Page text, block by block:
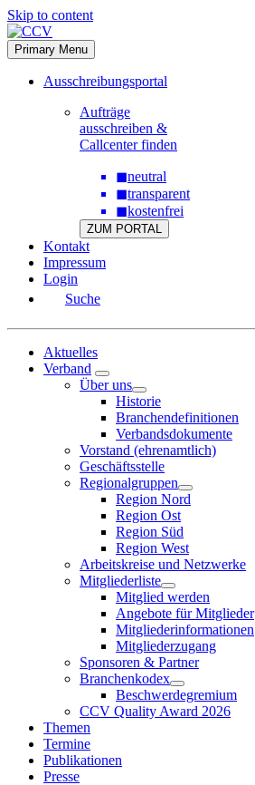
Skip to content
Primary Menu
Ausschreibungsportal
Aufträge
ausschreiben &
Callcenter finden
◼neutral
◼transparent
◼kostenfrei
ZUM PORTAL
Kontakt
Impressum
Login
Suche
Aktuelles
Verband
Über uns
Historie
Branchendefinitionen
Verbandsdokumente
Vorstand (ehrenamtlich)
Geschäftsstelle
Regionalgruppen
Region Nord
Region Ost
Region Süd
Region West
Arbeitskreise und Netzwerke
Mitgliederliste
Mitglied werden
Angebote für Mitglieder
Mitgliederinformationen
Mitgliederzugang
Sponsoren & Partner
Branchenkodex
Beschwerdegremium
CCV Quality Award 2026
Themen
Termine
Publikationen
Presse